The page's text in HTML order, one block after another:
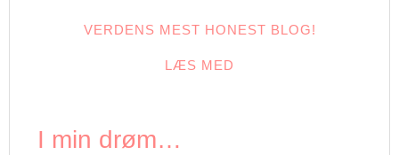
VERDENS MEST HONEST BLOG!
LÆS MED
I min drøm…